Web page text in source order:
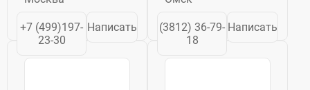
сварочных
материалов в
мире.
программа
+7 (499)197-
23-30
Написать
Государственной
корпорации
«Ростех». Этот
предприятие
(3812) 36-79-
18
Написать